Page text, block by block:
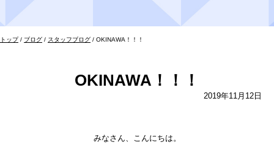
現
トップ/ ブログ / スタッフブログ / OKINAWA！！！
OKINAWA！！！
2019年11月12日
みなさん、こんにちは。